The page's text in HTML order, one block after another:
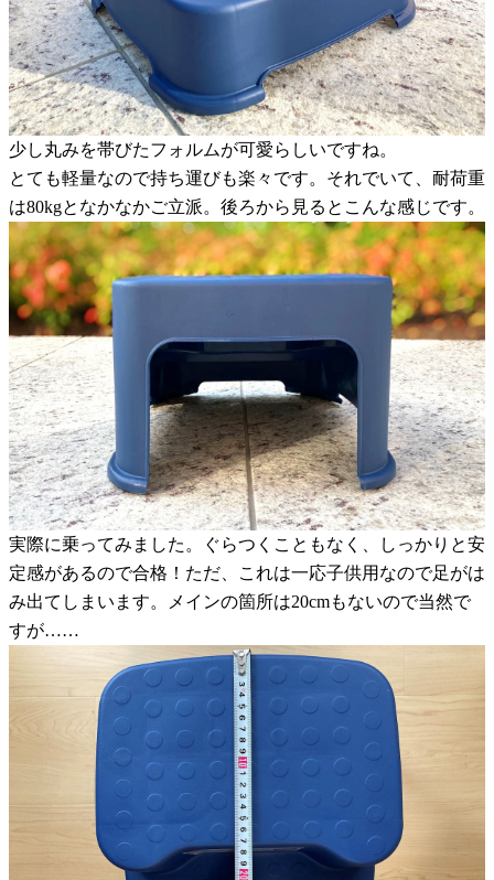
少し丸みを帯びたフォルムが可愛らしいですね。
とても軽量なので持ち運びも楽々です。それでいて、耐荷重
は80kgとなかなかご立派。後ろから見るとこんな感じです。
実際に乗ってみました。ぐらつくこともなく、しっかりと安
定感があるので合格！ただ、これは一応子供用なので足がは
み出てしまいます。メインの箇所は20cmもないので当然で
すが……